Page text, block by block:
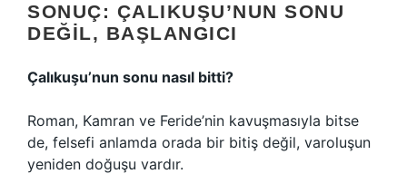
SONUÇ: ÇALIKUŞU’NUN SONU
DEĞIL, BAŞLANGICI
Çalıkuşu’nun sonu nasıl bitti?
Roman, Kamran ve Feride’nin kavuşmasıyla bitse
de, felsefi anlamda orada bir bitiş değil, varoluşun
yeniden doğuşu vardır.